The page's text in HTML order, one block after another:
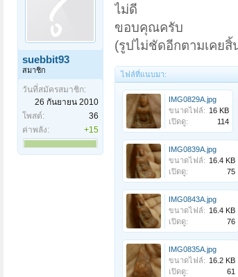
suebbit93
สมาชิก
วันที่สมัครสมาชิก:
26 กันยายน 2010
โพสต์:
36
ค่าพลัง:
+15
ไม่ดี
ขอบคุณครับ
(รูปไม่ชัดอีกตามเคย
ไฟล์ที่แนบมา:
IMG0829A.jpg
ขนาดไฟล์: 16 KB
เปิดดู:
114
IMG0839A.jpg
ขนาดไฟล์: 16.4 KB
เปิดดู:
75
IMG0843A.jpg
ขนาดไฟล์: 16.4 KB
เปิดดู:
76
IMG0835A.jpg
ขนาดไฟล์: 16.2 KB
เปิดดู:
61